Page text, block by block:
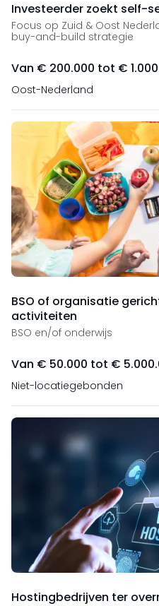
Investeerder zoekt self-
Focus op Zuid & Oost
buy-and-build strategie
Van € 200.000 tot €
Oost-Nederland
BSO of organisatie
activiteiten
BSO en/of onderwijs
Van € 50.000 tot €
Niet-locatiegebonden
Hostingbedrijven ter